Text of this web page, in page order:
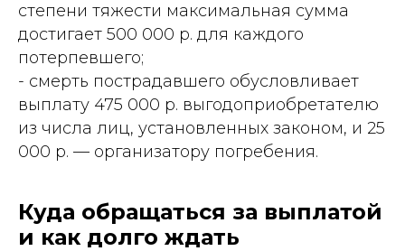
степени тяжести максимальная сумма
достигает 500 000 р. для каждого
потерпевшего;
- смерть пострадавшего обусловливает
выплату 475 000 р. выгодоприобретателю
из числа лиц, установленных законом, и 25
000 р. — организатору погребения.
Куда обращаться за выплатой
и как долго ждать